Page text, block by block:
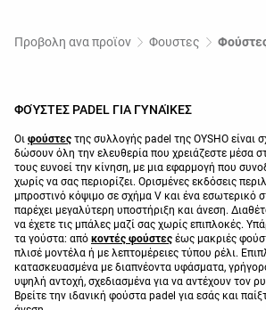
Προβολη ανα προϊον Φουστες
ΦΟΎΣΤΕΣ PADEL ΓΙΑ ΓΥΝΑΊΚΕΣ
Οι φούστες της συλλογής padel της OYSHO είναι
δώσουν όλη την ελευθερία που χρειάζεστε μέσα
τους ευνοεί την κίνηση, με μια εφαρμογή που
χωρίς να σας περιορίζει. Ορισμένες εκδόσεις
μπροστινό κόψιμο σε σχήμα V και ένα εσωτερικό
παρέχει μεγαλύτερη υποστήριξη και άνεση.
να έχετε τις μπάλες μαζί σας χωρίς επιπλοκές.
τα γούστα: από κοντές φούστες έως μακριές
πλισέ μοντέλα ή με λεπτομέρειες τύπου ρέλι.
κατασκευασμένα με διαπνέοντα υφάσματα,
υψηλή αντοχή, σχεδιασμένα για να αντέχουν τον
Βρείτε την ιδανική φούστα padel για εσάς και